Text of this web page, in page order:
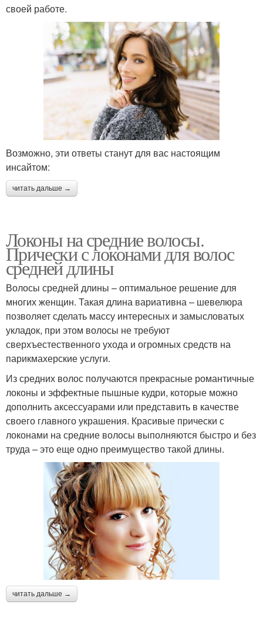
своей работе.
Возможно, эти ответы станут для вас настоящим
инсайтом:
читать дальше →
Локоны на средние волосы.
Прически с локонами для волос
средней длины
Волосы средней длины – оптимальное решение для
многих женщин. Такая длина вариативна – шевелюра
позволяет сделать массу интересных и замысловатых
укладок, при этом волосы не требуют
сверхъестественного ухода и огромных средств на
парикмахерские услуги.
Из средних волос получаются прекрасные романтичные
локоны и эффектные пышные кудри, которые можно
дополнить аксессуарами или представить в качестве
своего главного украшения. Красивые прически с
локонами на средние волосы выполняются быстро и без
труда – это еще одно преимущество такой длины.
читать дальше →